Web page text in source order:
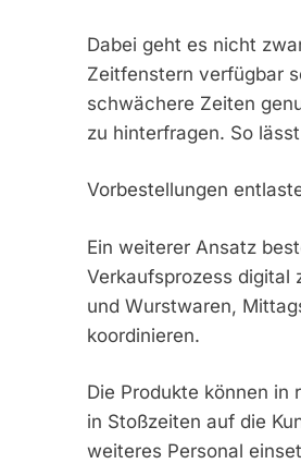
Dabei geht es nicht
Zeitfenstern verfügbar
schwächere Zeiten
zu hinterfragen. So
Vorbestellungen
Ein weiterer Ansatz
Verkaufsprozess digital
und Wurstwaren,
koordinieren.
Die Produkte können in
in Stoßzeiten auf die
weiteres Personal